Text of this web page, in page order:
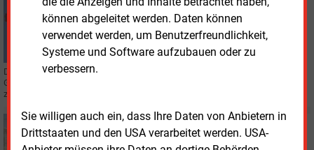
können abgeleitet werden. Daten können
verwendet werden, um Benutzerfreundlichkeit,
Systeme und Software aufzubauen oder zu
verbessern.
Sie willigen auch ein, dass Ihre Daten von Anbietern in
Drittstaaten und den USA verarbeitet werden. USA-
WINDKRAFT ONSHORE
Auch der BWE kritisiert Reiches Kurs der
Energiepolitik
Der Bundesverband Windenergie (BWE) hat in Berlin Verzögerungen bei
Gesetznovellen gerügt und einen schnelleren Ausbau erneuerbarer Energien
zur Versorgungssicherheit gefordert.
Mittwoch, 22.04.2026, 12:55
VERANSTALTUNG